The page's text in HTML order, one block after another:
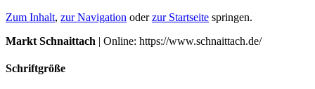
Zum Inhalt, zur Navigation oderzur Startseite springen.
Markt Schnaittach | Online: https://www.schnaittach.de/
Schriftgröße